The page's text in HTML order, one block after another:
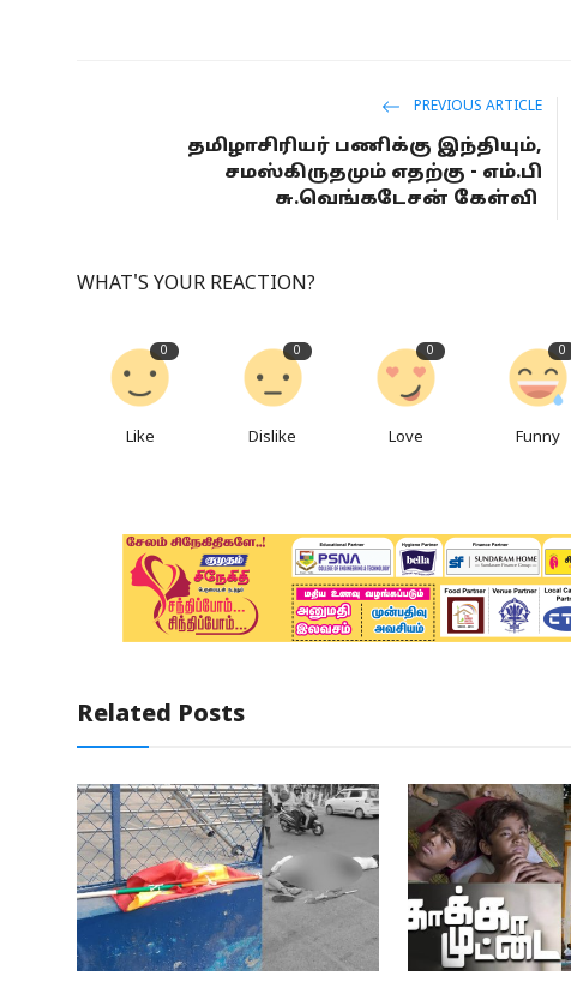
PREVIOUS ARTICLE
தமிழாசிரியர் பணிக்கு இந்தியும்,
சமஸ்கிருதமும் எதற்கு - எம்.பி
சு.வெங்கடேசன் கேள்வி
WHAT'S YOUR REACTION?
0
Like
0
Dislike
0
Love
0
Funny
Related Posts